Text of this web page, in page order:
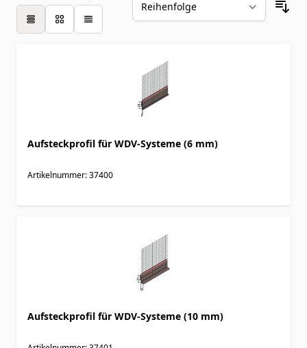
Tabelle
Aufsteckprofil für WDV-Systeme (6 mm)
Artikelnummer: 37400
Aufsteckprofil für WDV-Systeme (10 mm)